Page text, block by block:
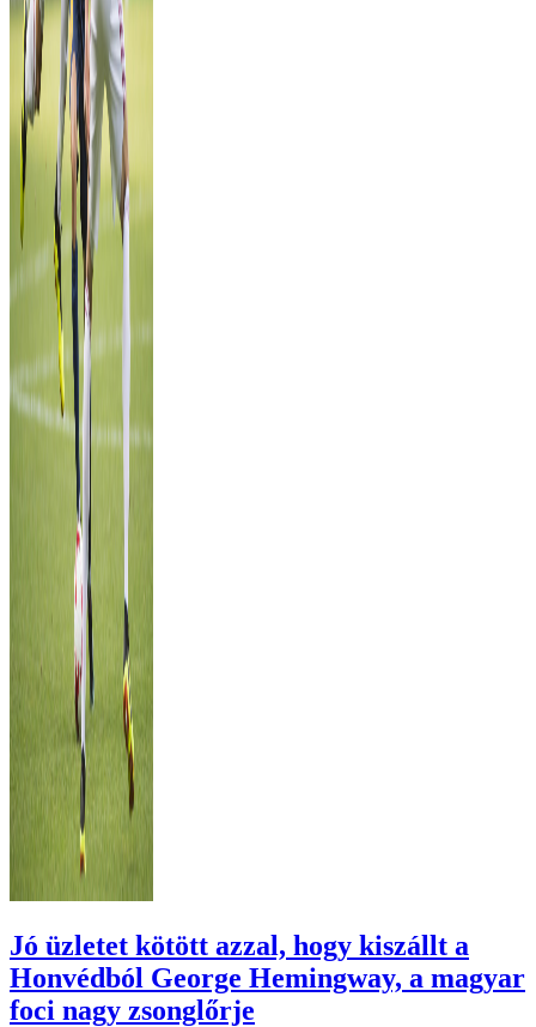
Jó üzletet kötött azzal, hogy kiszállt a
Honvédból George Hemingway, a magyar
foci nagy zsonglőrje